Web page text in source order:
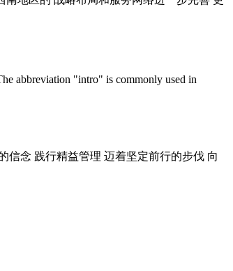
abbreviation "intro" is commonly used in
信念 践行精益管理 迈着坚定前行的步伐 向